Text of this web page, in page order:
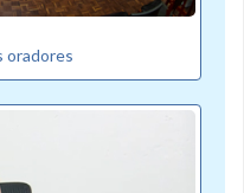
oradores